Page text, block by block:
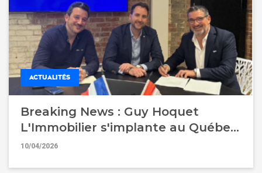
ACTUALITÉS
Breaking News : Guy Hoquet
L'Immobilier s'implante au Québec
pour accélérer son développement
10/04/2026